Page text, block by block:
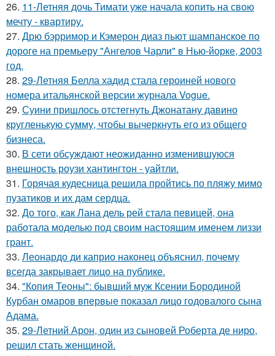
26. 11-Летняя дочь Тимати уже начала копить на свою
мечту - квартиру.
27. Дрю бэрримор и Кэмерон диаз пьют шампанское по
дороге на премьеру "Ангелов Чарли" в Нью-йорке, 2003
год.
28. 29-Летняя Белла хадид стала героиней нового
номера итальянской версии журнала Vogue.
29. Суини пришлось отстегнуть Джонатану давино
кругленькую сумму, чтобы вычеркнуть его из общего
бизнеса.
30. В сети обсуждают неожиданно изменившуюся
внешность роузи хантингтон - уайтли.
31. Горячая кудесница решила пройтись по пляжу мимо
пузатиков и их дам сердца.
32. До того, как Лана дель рей стала певицей, она
работала моделью под своим настоящим именем лиззи
грант.
33. Леонардо ди каприо наконец объяснил, почему
всегда закрывает лицо на публике.
34. "Копия Теоны": бывший муж Ксении Бородиной
Курбан омаров впервые показал лицо годовалого сына
Адама.
35. 29-Летний Арон, один из сыновей Роберта де ниро,
решил стать женщиной.